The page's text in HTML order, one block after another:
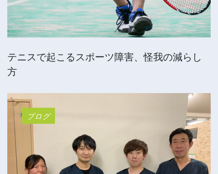
テニスで起こるスポーツ障害、怪我の減らし
方
ブログ